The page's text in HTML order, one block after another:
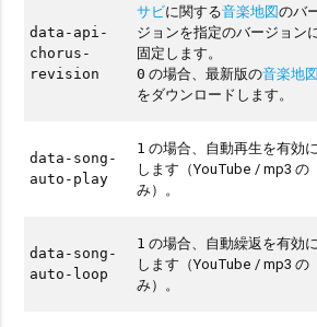
data-api-
chorus-
revision
サビに関する音楽地図のバ
ジョンを指定のバージョン
固定します。
0 の場合、最新版の音楽地図
をダウンロードします。
data-song-
auto-play
1 の場合、自動再生を有効に
します（YouTube / mp3 の
み）。
data-song-
auto-loop
1 の場合、自動繰返を有効に
します（YouTube / mp3 の
み）。